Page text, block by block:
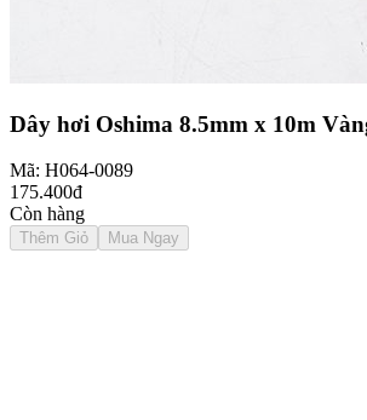
Dây hơi Oshima 8.5mm x 10m
Mã: H064-0089
175.400đ
Còn hàng
Thêm Giỏ Mua Ngay